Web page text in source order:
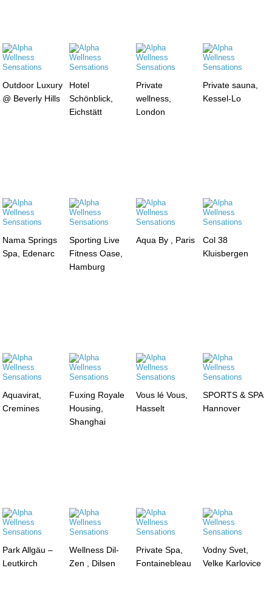
Outdoor Luxury
@ Beverly Hills
Hotel
Schönblick,
Eichstätt
Private
wellness,
London
Private sauna,
Kessel-Lo
Nama Springs
Spa, Edenarc
Sporting Live
Fitness Oase,
Hamburg
Aqua By , Paris
Col 38
Kluisbergen
Aquavirat,
Cremines
Fuxing Royale
Housing,
Shanghai
Vous lé Vous,
Hasselt
SPORTS & SPA
Hannover
Park Allgäu –
Leutkirch
Wellness Dil-
Zen , Dilsen
Private Spa,
Fontainebleau
Vodny Svet,
Velke Karlovice